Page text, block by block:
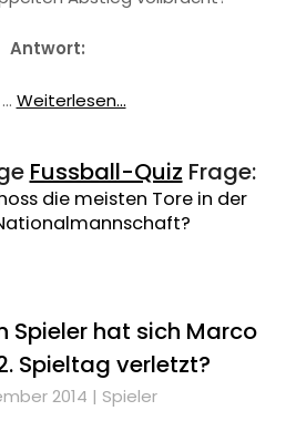
Antwort:
Weiterlesen...
Fussball-Quiz Frage:
die meisten Tore in der
Spieler hat sich Marco
Spieltag verletzt?
2014 | Spieler